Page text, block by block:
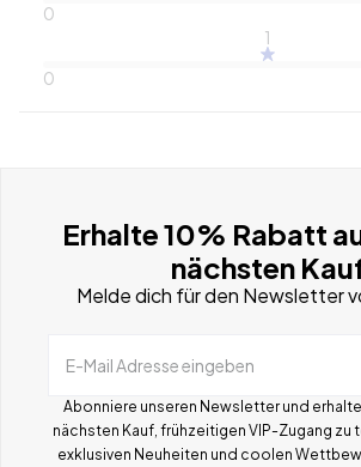
0
1
0
Erhalte 10% Rabatt
nächsten
Melde dich für den Newsletter
E-Mail Adresse eingeben
Abonniere unseren Newsletter und
nächsten Kauf, frühzeitigen VIP-Zugang zu
exklusiven Neuheiten und coolen